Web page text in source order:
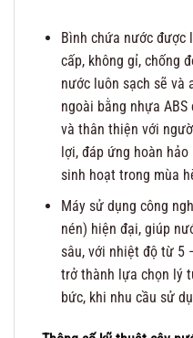
Bình chứa nước được
cấp, không gỉ, chống
nước luôn sạch sẽ và
ngoài bằng nhựa
và thân thiện với
lợi, đáp ứng hoàn
sinh hoạt trong mùa
Máy sử dụng công
nén) hiện đại, giúp
sâu, với nhiệt độ từ 5
trở thành lựa chọn lý
bức, khi nhu cầu sử